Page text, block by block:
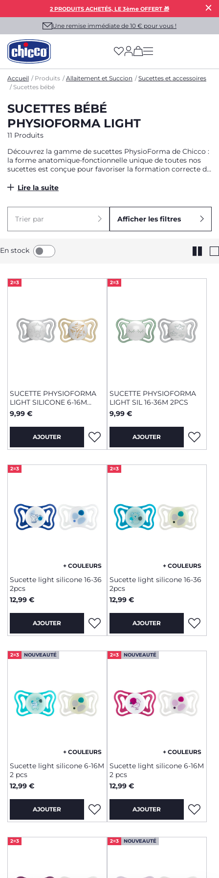
2 PRODUITS ACHETÉS, LE 3ème OFFERT 🎁
Une remise immédiate de 10 € pour vous !
(has more options
Accueil Produits Allaitement et Succion
Sucettes et accessoires
Sucettes bébé
SUCETTES BÉBÉ
PHYSIOFORMA LIGHT
11 Produits
Découvrez la gamme de sucettes PhysioForma de Chicco :
la forme anatomique-fonctionnelle unique de toutes nos
sucettes est conçue pour favoriser la formation correcte de
la bouche : respiration, succion, déglutition, mastication,
Lire la suite
Trier par Afficher les filtres
En stock
2=3
SUCETTE PHYSIOFORMA
LIGHT SILICONE 6-16M
2PCS
9,99 €
AJOUTER
2=3
SUCETTE PHYSIOFORMA
LIGHT SIL 16-36M 2PCS
9,99 €
AJOUTER
2=3
+ COULEURS
Sucette light silicone 16-36
2pcs
12,99 €
AJOUTER
2=3
+ COULEURS
Sucette light silicone 16-36
2pcs
12,99 €
AJOUTER
2=3 NOUVEAUTÉ
+ COULEURS
Sucette light silicone 6-16M
2 pcs
12,99 €
AJOUTER
2=3 NOUVEAUTÉ
+ COULEURS
Sucette light silicone 6-16M
2 pcs
12,99 €
AJOUTER
2=3 2=3 NOUVEAUTÉ